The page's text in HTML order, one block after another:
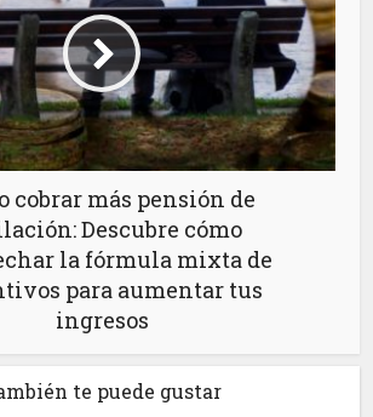
cobrar más pensión de
Descubre cómo
la fórmula mixta de
para aumentar tus
ingresos
te puede gustar